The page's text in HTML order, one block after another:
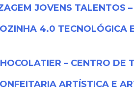
JOVENS TALENTOS
4.0 TECNOLÓGICA
– CENTRO DE
ARTÍSTICA E